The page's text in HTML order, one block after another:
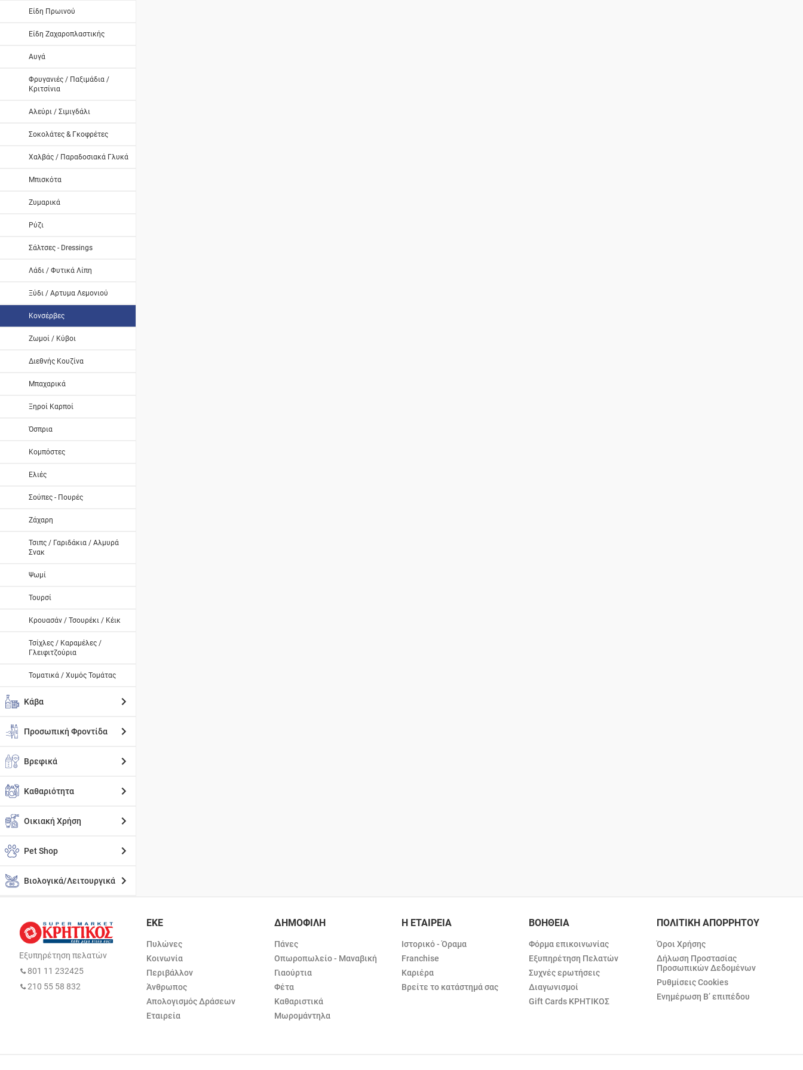
Είδη Πρωινού
Είδη Ζαχαροπλαστικής
Αυγά
Φρυγανιές / Παξιμάδια /
Κριτσίνια
Αλεύρι / Σιμιγδάλι
Σοκολάτες & Γκοφρέτες
Χαλβάς / Παραδοσιακά Γλυκά
Μπισκότα
Ζυμαρικά
Ρύζι
Σάλτσες - Dressings
Λάδι / Φυτικά Λίπη
Ξύδι / Αρτυμα Λεμονιού
Κονσέρβες
Ζωμοί / Κύβοι
Διεθνής Κουζίνα
Μπαχαρικά
Ξηροί Καρποί
Όσπρια
Κομπόστες
Ελιές
Σούπες - Πουρές
Ζάχαρη
Τσιπς / Γαριδάκια / Αλμυρά
Σνακ
Ψωμί
Τουρσί
Κρουασάν / Τσουρέκι / Κέικ
Τσίχλες / Καραμέλες /
Γλειφιτζούρια
Τοματικά / Χυμός Τομάτας
Κάβα
Προσωπική Φροντίδα
Βρεφικά
Καθαριότητα
Οικιακή Χρήση
Pet Shop
Βιολογικά/Λειτουργικά
Εξυπηρέτηση πελατών
801 11 232425
210 55 58 832
ΕΚΕ
Πυλώνες
Κοινωνία
Περιβάλλον
Άνθρωπος
Απολογισμός Δράσεων
Εταιρεία
ΔΗΜΟΦΙΛΗ
Πάνες
Οπωροπωλείο - Μαναβική
Γιαούρτια
Φέτα
Καθαριστικά
Μωρομάντηλα
Η ΕΤΑΙΡΕΙΑ
Ιστορικό - Όραμα
Franchise
Καριέρα
Βρείτε το κατάστημά σας
ΒΟΗΘΕΙΑ
Φόρμα επικοινωνίας
Εξυπηρέτηση Πελατών
Συχνές ερωτήσεις
Διαγωνισμοί
Gift Cards ΚΡΗΤΙΚΟΣ
ΠΟΛΙΤΙΚΗ ΑΠΟΡΡΗΤΟΥ
Όροι Χρήσης
Δήλωση Προστασίας
Προσωπικών Δεδομένων
Ρυθμίσεις Cookies
Ενημέρωση Β’ επιπέδου